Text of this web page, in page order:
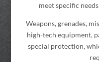
meet specific
Weapons, grenades,
high-tech equipment,
special protection,